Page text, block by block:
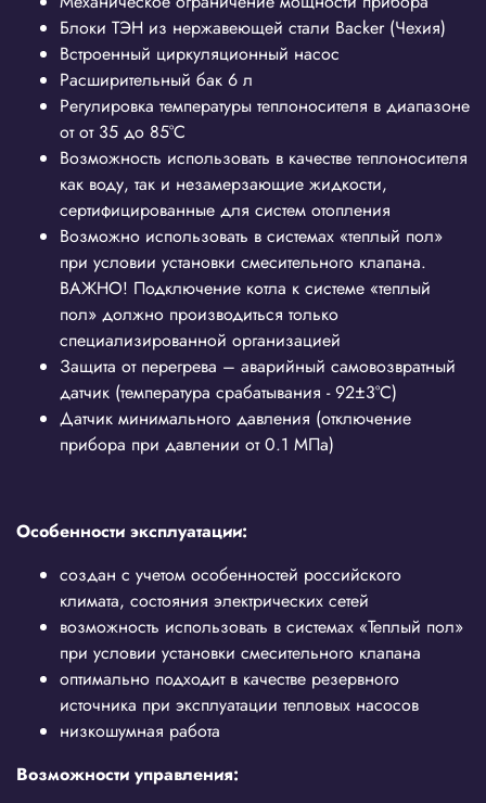
Блоки ТЭН из нержавеющей стали Backer (Чехия)
Встроенный циркуляционный насос
Расширительный бак 6 л
Регулировка температуры теплоносителя в диапазоне
от от 35 до 85°С
Возможность использовать в качестве теплоносителя
как воду, так и незамерзающие жидкости,
сертифицированные для систем отопления
Возможно использовать в системах «теплый пол»
при условии установки смесительного клапана.
ВАЖНО! Подключение котла к системе «теплый
пол» должно производиться только
специализированной организацией
Защита от перегрева – аварийный самовозвратный
датчик (температура срабатывания - 92±3°C)
Датчик минимального давления (отключение
прибора при давлении от 0.1 МПа)
Особенности эксплуатации:
создан с учетом особенностей российского
климата, состояния электрических сетей
возможность использовать в системах «Теплый пол»
при условии установки смесительного клапана
оптимально подходит в качестве резервного
источника при эксплуатации тепловых насосов
низкошумная работа
Возможности управления: